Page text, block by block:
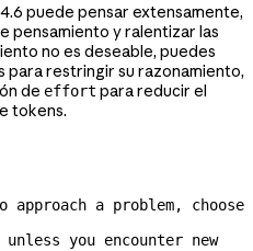
puede pensar extensamente,
pensamiento y ralentizar las
no es deseable, puedes
restringir su razonamiento,
de effort para reducir el
tokens.
approach a problem, choose
you encounter new